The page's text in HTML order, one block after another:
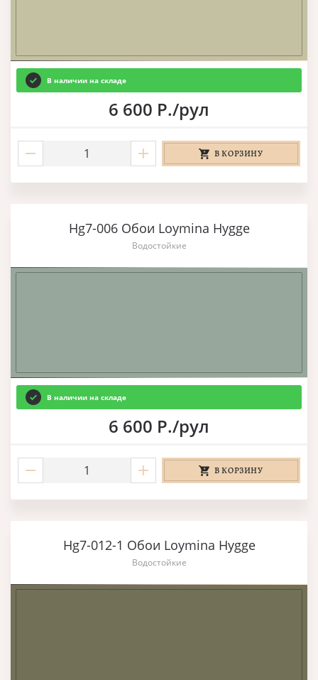
В наличии на складе
6 600 Р./рул
В КОРЗИНУ
Hg7-006 Обои Loymina Hygge
Водостойкие
В наличии на складе
6 600 Р./рул
В КОРЗИНУ
Hg7-012-1 Обои Loymina Hygge
Водостойкие